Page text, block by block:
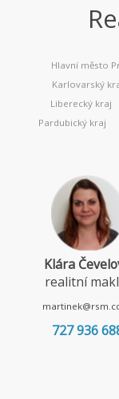
Hlavní město
Karlovarský
Liberecký kraj
Pardubický kraj
Klára
realitní
727 936